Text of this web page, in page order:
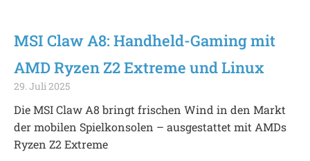
MSI Claw A8: Handheld-Gaming mit
AMD Ryzen Z2 Extreme und Linux
29. Juli 2025
Die MSI Claw A8 bringt frischen Wind in den Markt
der mobilen Spielkonsolen – ausgestattet mit AMDs
Ryzen Z2 Extreme